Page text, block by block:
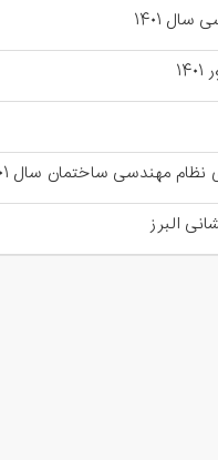
۱۴۰۱
مهندسی ساختمان سال ۱۴۰۱
البرز